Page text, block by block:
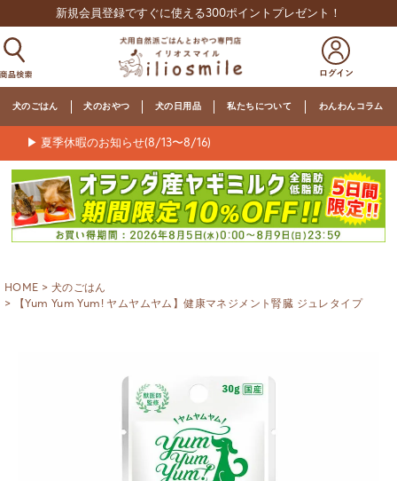
新規会員登録ですぐに使える300ポイントプレゼント！
犬のごはん 犬のおやつ 犬の日用品 私たちについて わんわんコラム
▶ 夏季休暇のお知らせ(8/13〜8/16)
HOME
犬のごはん
【Yum Yum Yum! ヤムヤムヤム】健康マネジメント腎臓 ジュレタイプ